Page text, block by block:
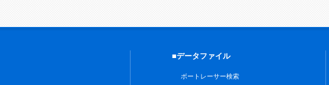
■データファイル
ボートレーサー検索